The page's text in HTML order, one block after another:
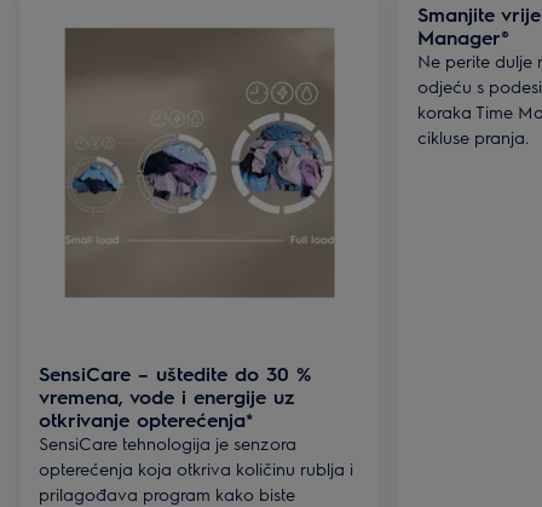
SensiCare – uštedite do 30 %
vremena, vode i energije uz
otkrivanje opterećenja*
SensiCare tehnologija je senzora
opterećenja koja otkriva količinu rublja i
prilagođava program kako biste
Smanjite
Manager®
Ne perite dulje
odjeću s
koraka Time
cikluse pranja.